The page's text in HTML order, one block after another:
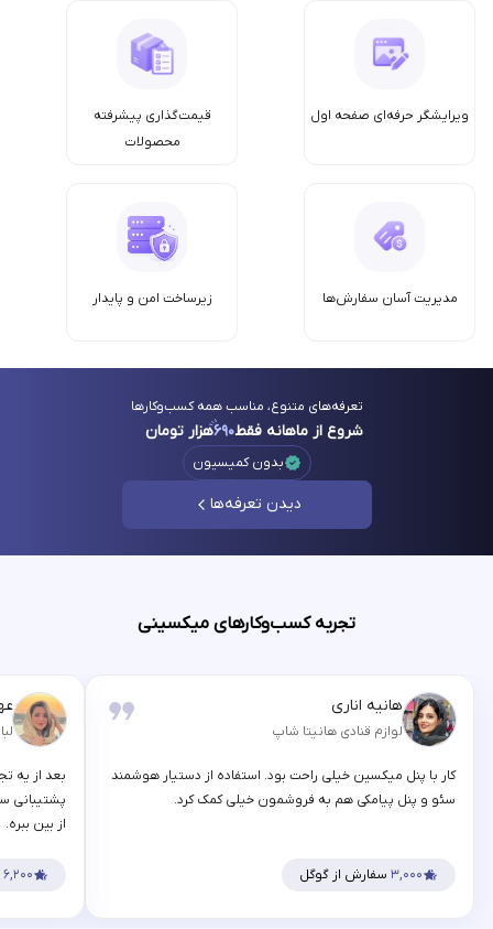
ویرایشگر حرفه‌ای صفحه اول
قیمت‌گذاری پیشرفته
محصولات
مدیریت آسان سفارش‌ها زیرساخت امن‌ و پایدار
تعرفه‌های متنوع، مناسب همه کسب‌وکارها
شروع از ماهانه فقط۶۹۰هزار تومان
بدون کمیسیون
دیدن تعرفه‌ها
تجربه کسب‌وکارهای میکسینی
هانیه اناری
لوازم قنادی هانیتا شاپ
کار با پنل میکسین خیلی راحت بود. استفاده از دستیار هوشمند
سئو و پنل پیامکی هم به فروشمون خیلی کمک کرد.
۳,۰۰۰ سفارش از گوگل
بعد از یه
پشتیبانی
از بین ببره.
۶,۲۰۰